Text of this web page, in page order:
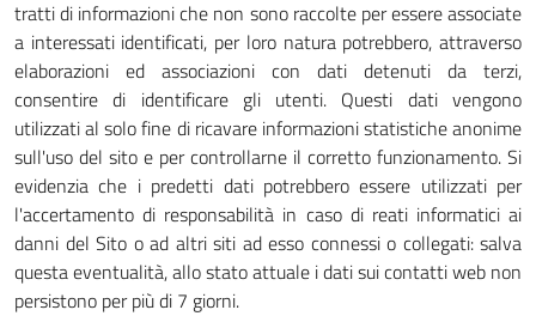
tratti di informazioni che non sono raccolte per essere associate
a interessati identificati, per loro natura potrebbero, attraverso
elaborazioni ed associazioni con dati detenuti da terzi,
consentire di identificare gli utenti. Questi dati vengono
utilizzati al solo fine di ricavare informazioni statistiche anonime
sull'uso del sito e per controllarne il corretto funzionamento. Si
evidenzia che i predetti dati potrebbero essere utilizzati per
l'accertamento di responsabilità in caso di reati informatici ai
danni del Sito o ad altri siti ad esso connessi o collegati: salva
questa eventualità, allo stato attuale i dati sui contatti web non
persistono per più di 7 giorni.